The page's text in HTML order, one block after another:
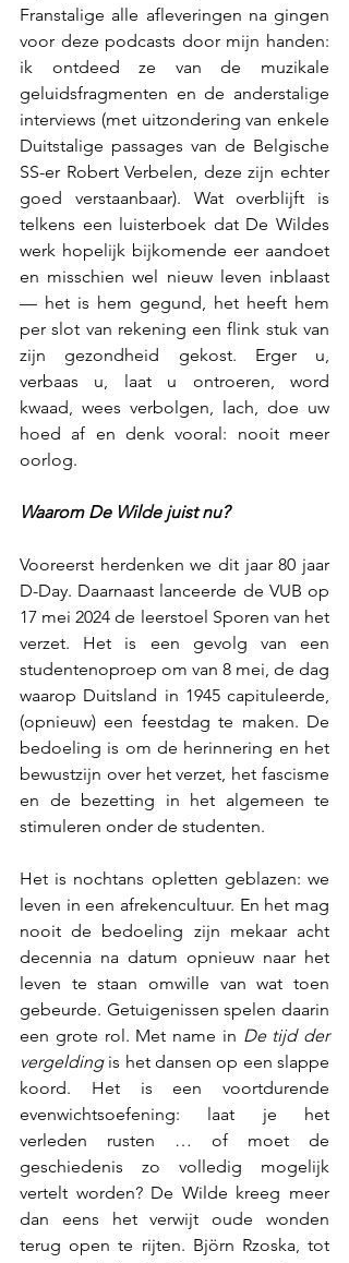
Franstalige alle afleveringen na gingen
voor deze podcasts door mijn handen:
ik ontdeed ze van de muzikale
geluidsfragmenten en de anderstalige
interviews (met uitzondering van enkele
Duitstalige passages van de Belgische
SS-er Robert Verbelen, deze zijn echter
goed verstaanbaar). Wat overblijft is
telkens een luisterboek dat De Wildes
werk hopelijk bijkomende eer aandoet
en misschien wel nieuw leven inblaast
— het is hem gegund, het heeft hem
per slot van rekening een flink stuk van
zijn gezondheid gekost. Erger u,
verbaas u, laat u ontroeren, word
kwaad, wees verbolgen, lach, doe uw
hoed af en denk vooral: nooit meer
oorlog.
Waarom De Wilde juist nu?
Vooreerst herdenken we dit jaar 80 jaar
D-Day. Daarnaast lanceerde de VUB op
17 mei 2024 de leerstoel Sporen van het
verzet. Het is een gevolg van een
studentenoproep om van 8 mei, de dag
waarop Duitsland in 1945 capituleerde,
(opnieuw) een feestdag te maken. De
bedoeling is om de herinnering en het
bewustzijn over het verzet, het fascisme
en de bezetting in het algemeen te
stimuleren onder de studenten.
Het is nochtans opletten geblazen: we
leven in een afrekencultuur. En het mag
nooit de bedoeling zijn mekaar acht
decennia na datum opnieuw naar het
leven te staan omwille van wat toen
gebeurde. Getuigenissen spelen daarin
een grote rol. Met name in De tijd der
vergelding is het dansen op een slappe
koord. Het is een voortdurende
evenwichtsoefening: laat je het
verleden rusten … of moet de
geschiedenis zo volledig mogelijk
vertelt worden? De Wilde kreeg meer
dan eens het verwijt oude wonden
terug open te rijten. Björn Rzoska, tot